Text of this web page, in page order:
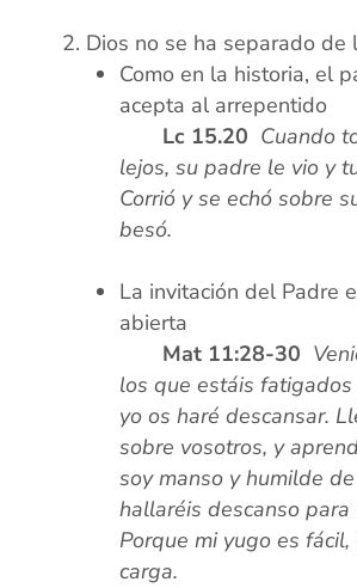
Dios no se ha separado de
Como en la historia, el
acepta al arrepentido
Lc 15.20 Cuando
lejos, su padre le vio y
Corrió y se echósobre
besó.
La invitación del Padre
abierta
Mat 11:28-30
los que estáis
yo os haré descansar.
sobre vosotros, y
soy manso y humilde
hallaréis descanso
Porque mi yugo es
carga.